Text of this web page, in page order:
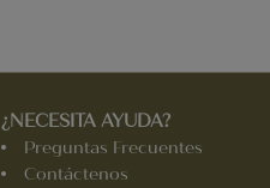
¿NECESITA AYUDA?
Preguntas Frecuentes
Contáctenos